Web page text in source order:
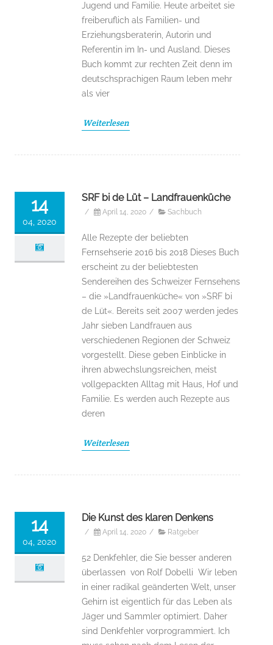
Jugend und Familie. Heute arbeitet sie
freiberuflich als Familien- und
Erziehungsberaterin, Autorin und
Referentin im In- und Ausland. Dieses
Buch kommt zur rechten Zeit denn im
deutschsprachigen Raum leben mehr
als vier
Weiterlesen
14
04, 2020
SRF bi de Lüt – Landfrauenküche
/ April 14, 2020 / Sachbuch
Alle Rezepte der beliebten
Fernsehserie 2016 bis 2018 Dieses Buch
erscheint zu der beliebtesten
Sendereihen des Schweizer Fernsehens
– die »Landfrauenküche« von »SRF bi
de Lüt«. Bereits seit 2007 werden jedes
Jahr sieben Landfrauen aus
verschiedenen Regionen der Schweiz
vorgestellt. Diese geben Einblicke in
ihren abwechslungsreichen, meist
vollgepackten Alltag mit Haus, Hof und
Familie. Es werden auch Rezepte aus
deren
Weiterlesen
14
04, 2020
Die Kunst des klaren Denkens
/ April 14, 2020 / Ratgeber
52 Denkfehler, die Sie besser anderen
überlassen von Rolf Dobelli Wir leben
in einer radikal geänderten Welt, unser
Gehirn ist eigentlich für das Leben als
Jäger und Sammler optimiert. Daher
sind Denkfehler vorprogrammiert. Ich